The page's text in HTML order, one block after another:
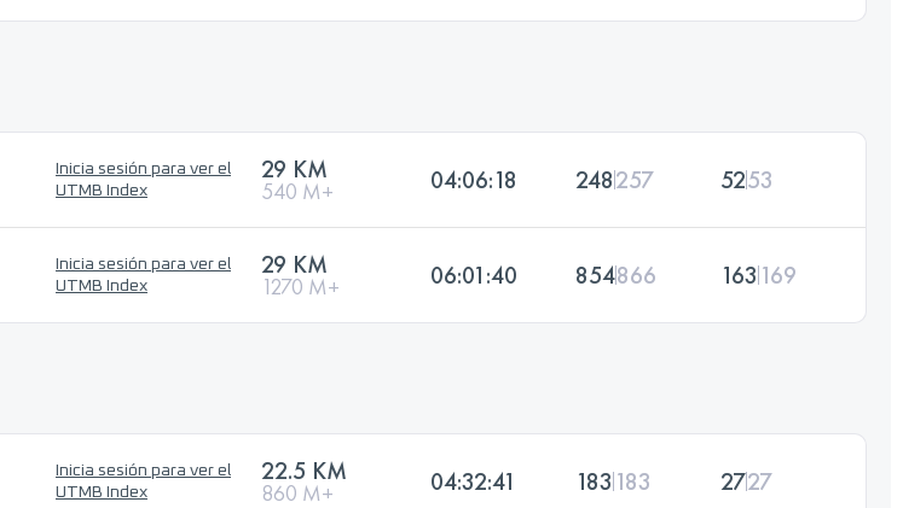
Inicia sesión para ver el
UTMB Index
29 KM
540 M+ 04:06:18 248257 5253
Inicia sesión para ver el
UTMB Index
29 KM
1270 M+ 06:01:40 854866 163 169
Inicia sesión para ver el
UTMB Index
22.5 KM
860 M+ 04:32:41 183 183 2727